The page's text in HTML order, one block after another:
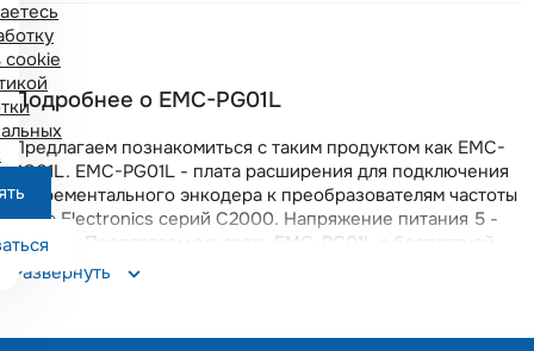
Подробнее о EMC-PG01L
Предлагаем познакомиться с таким продуктом как EMC-
PG01L. EMC-PG01L - плата расширения для подключения
инкрементального энкодера к преобразователям частоты
Delta Electronics серий C2000. Напряжение питания 5 -
12В DC.. Предлагаем заказать EMC-PG01L с бесплатной
доставкой по всей России. Вы получите качественный
прибор с гарантией 18 месяцев. Данная позиция
оперативно решать возникающие вопросы.
Развернуть
cookie